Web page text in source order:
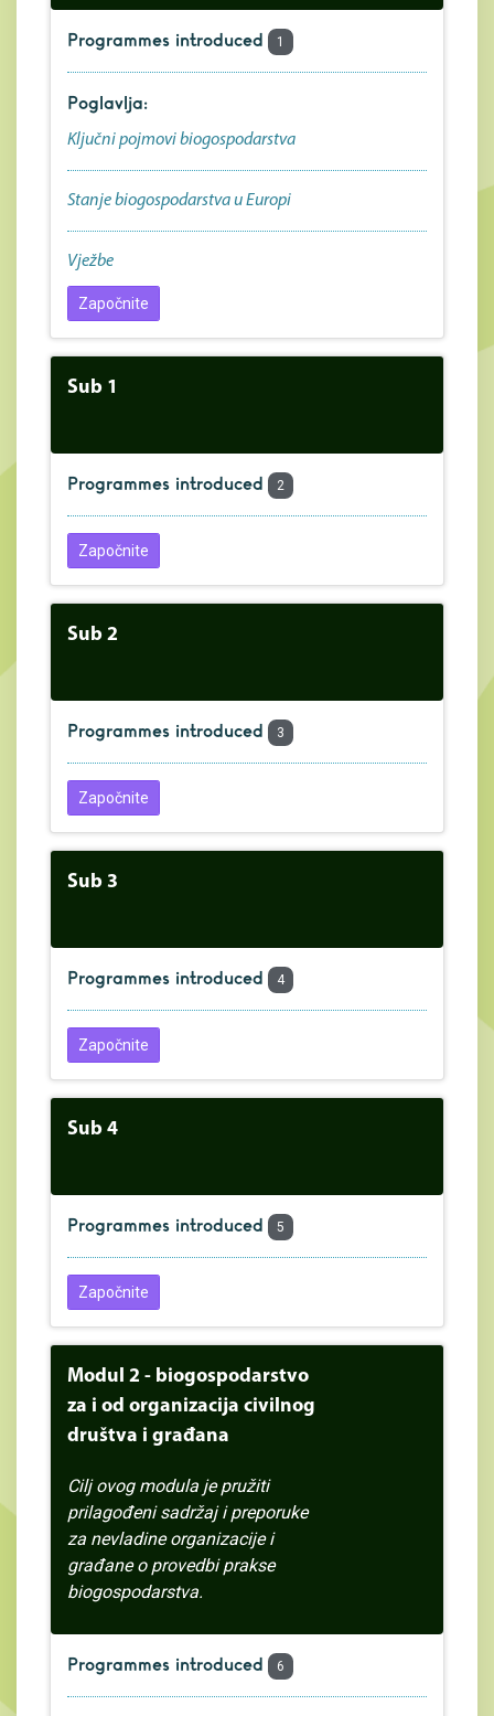
Programmes introduced 1
Poglavlja:
Ključni pojmovi biogospodarstva
Stanje biogospodarstva u Europi
Vježbe
Započnite
Sub 1
Programmes introduced 2
Započnite
Sub 2
Programmes introduced 3
Započnite
Sub 3
Programmes introduced 4
Započnite
Sub 4
Programmes introduced 5
Započnite
Modul 2 - biogospodarstvo
za i od organizacija civilnog
društva i građana
Cilj ovog modula je pružiti
prilagođeni sadržaj i preporuke
za nevladine organizacije i
građane o provedbi prakse
biogospodarstva.
Programmes introduced 6